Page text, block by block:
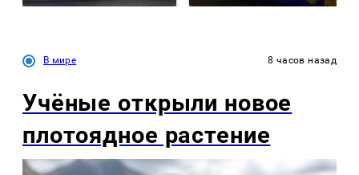
В мире 8 часов назад
Учёные открыли новое
плотоядное растение